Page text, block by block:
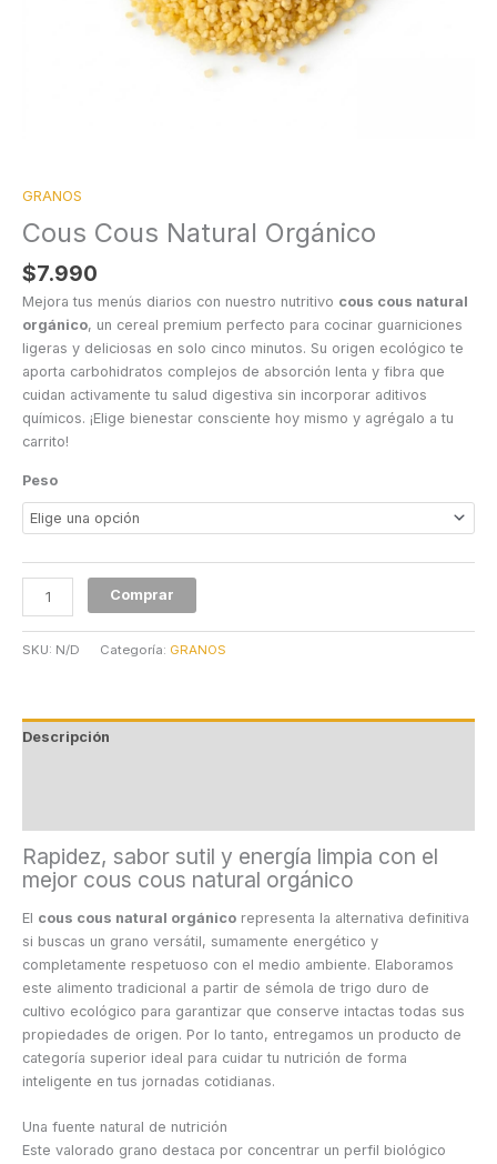
GRANOS
Cous Cous Natural Orgánico
$7.990
Mejora tus menús diarios con nuestro nutritivo cous cous natural
orgánico, un cereal premium perfecto para cocinar guarniciones
ligeras y deliciosas en solo cinco minutos. Su origen ecológico te
aporta carbohidratos complejos de absorción lenta y fibra que
cuidan activamente tu salud digestiva sin incorporar aditivos
químicos. ¡Elige bienestar consciente hoy mismo y agrégalo a tu
carrito!
Peso
Comprar
SKU: N/D Categoría: GRANOS
Descripción
Rapidez, sabor sutil y energía limpia con el
mejor cous cous natural orgánico
El cous cous natural orgánico representa la alternativa definitiva
si buscas un grano versátil, sumamente energético y
completamente respetuoso con el medio ambiente. Elaboramos
este alimento tradicional a partir de sémola de trigo duro de
cultivo ecológico para garantizar que conserve intactas todas sus
propiedades de origen. Por lo tanto, entregamos un producto de
categoría superior ideal para cuidar tu nutrición de forma
inteligente en tus jornadas cotidianas.
Una fuente natural de nutrición
Este valorado grano destaca por concentrar un perfil biológico